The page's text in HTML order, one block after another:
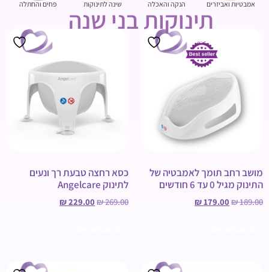
אמבטיות ואביזרים הנקה והאכלה שינה לתינוקות פחים והחתלה
תינוקות בני שנה
מבצע!
מושב רחב תומך לאמבטיה של
התינוק מגיל 0 עד 6 חודשים
₪189.00
₪179.00
כסא רחצה טבעת רך ונעים
לתינוק Angelcare
₪269.00
₪229.00